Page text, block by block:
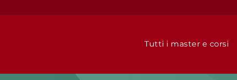
Tutti i master e corsi